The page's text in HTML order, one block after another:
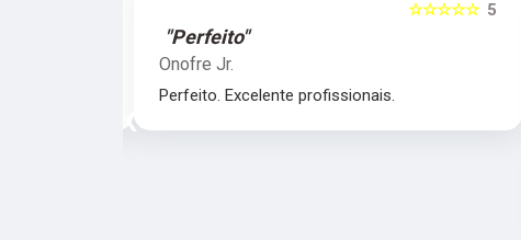
5
☆☆☆☆☆
"Perfeito"
Onofre Jr.
Perfeito. Excelente profissionais.
‹